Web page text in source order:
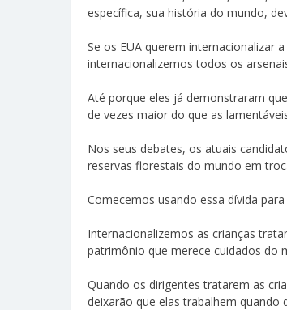
específica, sua história do mundo,
Se os EUA querem internacionalizar
internacionalizemos todos os
Até porque eles já demonstraram
de vezes maior do que as
Nos seus debates, os atuais
reservas florestais do mundo em
Comecemos usando essa dívida
Internacionalizemos as crianças
patrimônio que merece cuidados do
Quando os dirigentes tratarem as
deixarão que elas trabalhem quando